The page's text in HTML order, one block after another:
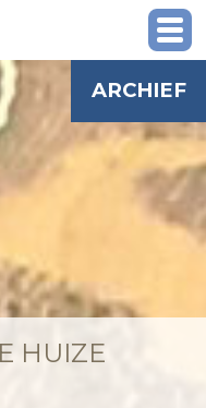
ARCHIEF
HUIZE